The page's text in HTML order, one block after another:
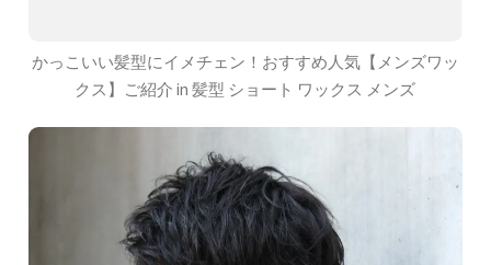
かっこいい髪型にイメチェン！おすすめ人気【メンズワッ
クス】ご紹介 in 髪型 ショート ワックス メンズ